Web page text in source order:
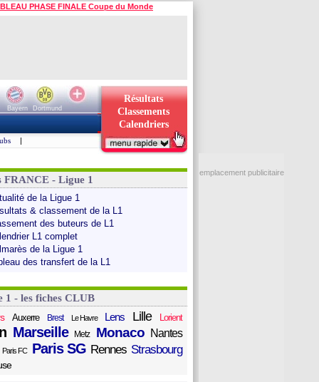
PHASE FINALE Coupe du Monde
Bayern
Dortmund
Résultats
Classements
Calendriers
|
FRANCE - Ligue 1
de la Ligue 1
& classement de la L1
des buteurs de L1
L1 complet
de la Ligue 1
des transfert de la L1
1 - les fiches CLUB
Auxerre Brest Le Havre Lens Lille Lorient
Marseille Metz Monaco Nantes
Paris FC Paris SG Rennes Strasbourg
emplacement publicitaire